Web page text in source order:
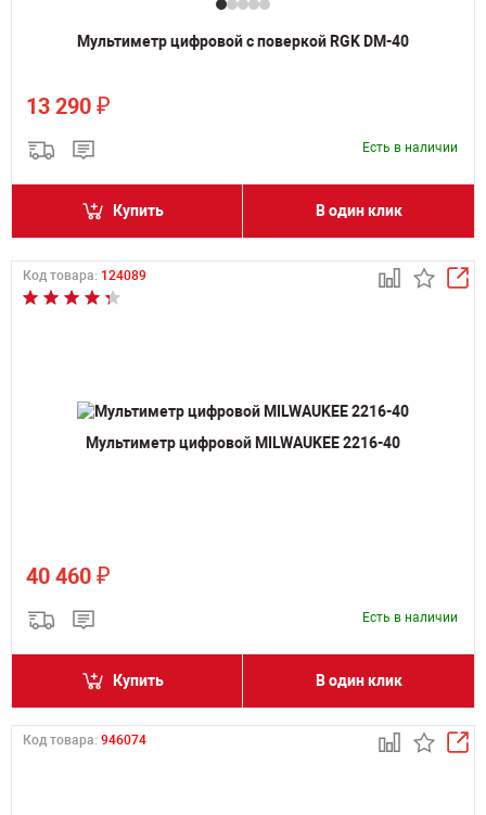
Мультиметр цифровой с поверкой RGK DM-40
13 290 ₽
Есть в наличии
Купить В один клик
Код товара: 124089
Мультиметр цифровой MILWAUKEE 2216-40
40 460 ₽
Есть в наличии
Купить В один клик
Код товара: 946074